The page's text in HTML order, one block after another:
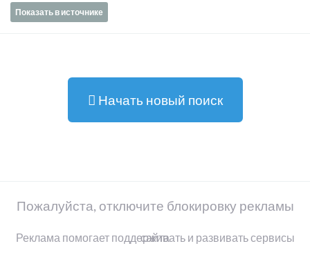
Показать в источнике
Начать новый поиск
Пожалуйста, отключите блокировку рекламы
Реклама помогает поддерживать и развивать сервисы сайта